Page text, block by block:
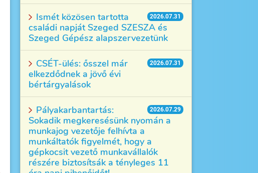
2026.07.31
Ismét közösen tartotta
családi napját Szeged SZESZA és
Szeged Gépész alapszervezetünk
2026.07.31
CSÉT-ülés: ősszel már
elkezdődnek a jövő évi
bértárgyalások
2026.07.29
Pályakarbantartás:
Sokadik megkeresésünk nyomán a
munkajog vezetője felhívta a
munkáltatók figyelmét, hogy a
gépkocsit vezető munkavállalók
részére biztosítsák a tényleges 11